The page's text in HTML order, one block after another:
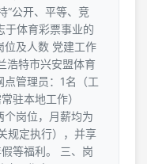
“公开、平等、竞
于体育彩票事业的
位及人数 党建工作
浩特市兴安盟体育
管理员：1名（工
驻本地工作）
个岗位，月薪均为
规定执行），并享
等福利。 三、岗